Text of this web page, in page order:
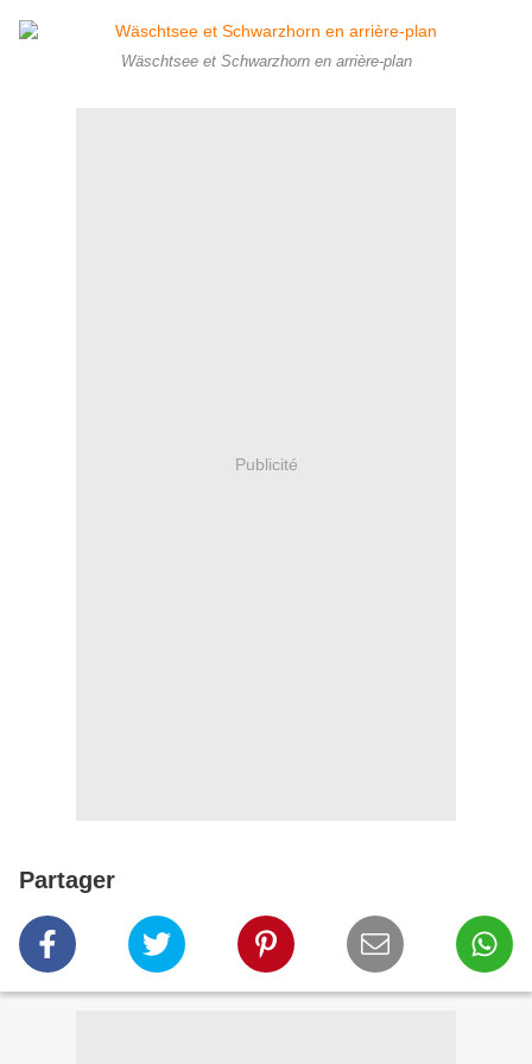
Wäschtsee et Schwarzhorn en arrière-plan
Publicité
Partager